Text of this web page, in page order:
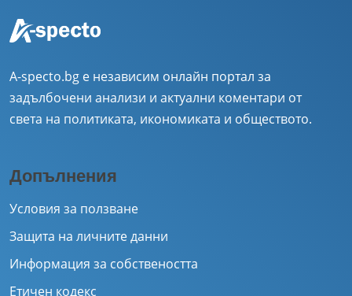
A-specto.bg е независим онлайн портал за
задълбочени анализи и актуални коментари от
света на политиката, икономиката и обществото.
Допълнения
Условия за ползване
Защита на личните данни
Информация за собствеността
Етичен кодекс